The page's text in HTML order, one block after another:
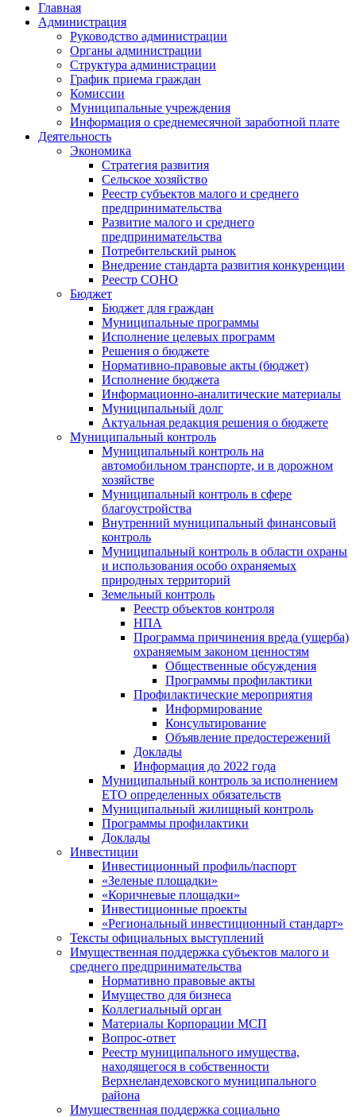
Главная
Администрация
Руководство администрации
Органы администрации
Структура администрации
График приема граждан
Комиссии
Муниципальные учреждения
Информация о среднемесячной заработной плате
Деятельность
Экономика
Стратегия развития
Сельское хозяйство
Реестр субъектов малого и среднего
предпринимательства
Развитие малого и среднего
предпринимательства
Потребительский рынок
Внедрение стандарта развития конкуренции
Реестр СОНО
Бюджет
Бюджет для граждан
Муниципальные программы
Исполнение целевых программ
Решения о бюджете
Нормативно-правовые акты (бюджет)
Исполнение бюджета
Информационно-аналитические материалы
Муниципальный долг
Актуальная редакция решения о бюджете
Муниципальный контроль
Муниципальный контроль на
автомобильном транспорте, и в дорожном
хозяйстве
Муниципальный контроль в сфере
благоустройства
Внутренний муниципальный финансовый
контроль
Муниципальный контроль в области охраны
и использования особо охраняемых
природных территорий
Земельный контроль
Реестр объектов контроля
НПА
Программа причинения вреда (ущерба)
охраняемым законом ценностям
Общественные обсуждения
Программы профилактики
Профилактические мероприятия
Информирование
Консультирование
Объявление предостережений
Доклады
Информация до 2022 года
Муниципальный контроль за исполнением
ЕТО определенных обязательств
Муниципальный жилищный контроль
Программы профилактики
Доклады
Инвестиции
Инвестиционный профиль/паспорт
«Зеленые площадки»
«Коричневые площадки»
Инвестиционные проекты
«Региональный инвестиционный стандарт»
Тексты официальных выступлений
Имущественная поддержка субъектов малого и
среднего предпринимательства
Нормативно правовые акты
Имущество для бизнеса
Коллегиальный орган
Материалы Корпорации МСП
Вопрос-ответ
Реестр муниципального имущества,
находящегося в собственности
Верхнеландеховского муниципального
района
Имущественная поддержка социально